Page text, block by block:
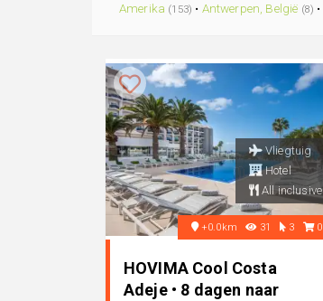
Amerika (153) • Antwerpen, België (8) •
Vliegtuig
Hotel
All inclusive
+0.0km 31 3 0
HOVIMA Cool Costa
Adeje • 8 dagen naar